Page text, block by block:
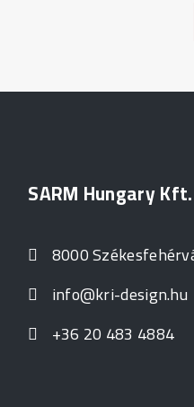
SARM Hungary Kft.
8000
info@kri-design.hu
+36 20 483 4884